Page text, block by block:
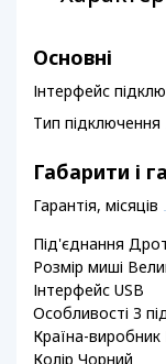
Основні
Інтерфейс
Тип підключення
Габарити і
Гарантія, місяців
Під'єднання
Розмір миші
Інтерфейс USB
Особливості З
Країна-виробник
Колір Чорний